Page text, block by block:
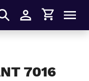
S'identifier
Panier
7016